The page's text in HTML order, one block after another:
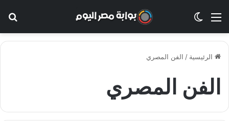
القائمة الوضع المظلم
الرئيسية / الفن المصري
الفن المصري